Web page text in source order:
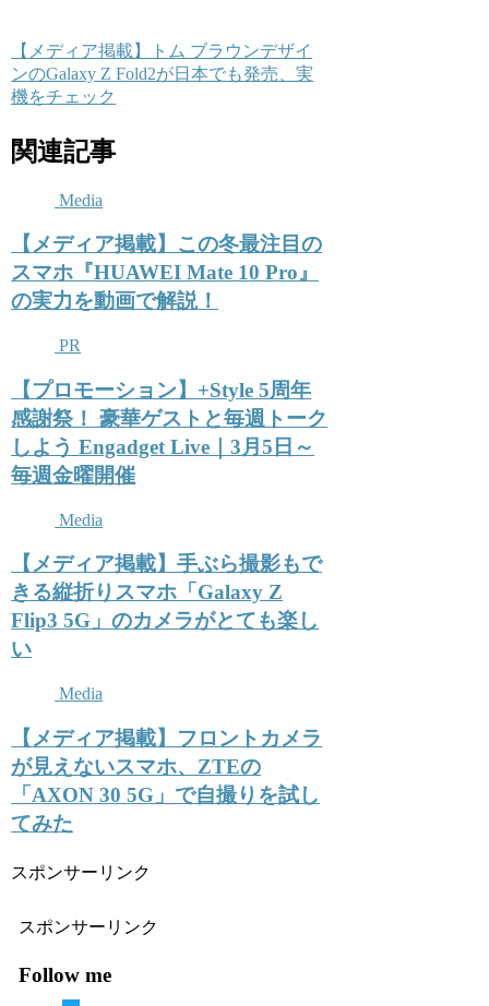
【メディア掲載】トム ブラウンデザイ
ンのGalaxy Z Fold2が日本でも発売、実
機をチェック
関連記事
Media
【メディア掲載】この冬最注目の
スマホ『HUAWEI Mate 10 Pro』
の実力を動画で解説！
PR
【プロモーション】+Style 5周年
感謝祭！ 豪華ゲストと毎週トーク
しよう Engadget Live｜3月5日～
毎週金曜開催
Media
【メディア掲載】手ぶら撮影もで
きる縦折りスマホ「Galaxy Z
Flip3 5G」のカメラがとても楽し
い
Media
【メディア掲載】フロントカメラ
が見えないスマホ、ZTEの
「AXON 30 5G」で自撮りを試し
てみた
スポンサーリンク
スポンサーリンク
Follow me